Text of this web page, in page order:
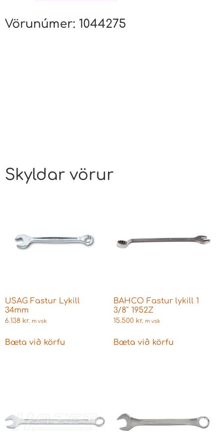
Vörunúmer: 1044275
Skyldar vörur
USAG Fastur Lykill
34mm
6.138 kr. m vsk
Bæta við körfu
BAHCO Fastur lykill 1
3/8″ 1952Z
15.500 kr. m vsk
Bæta við körfu